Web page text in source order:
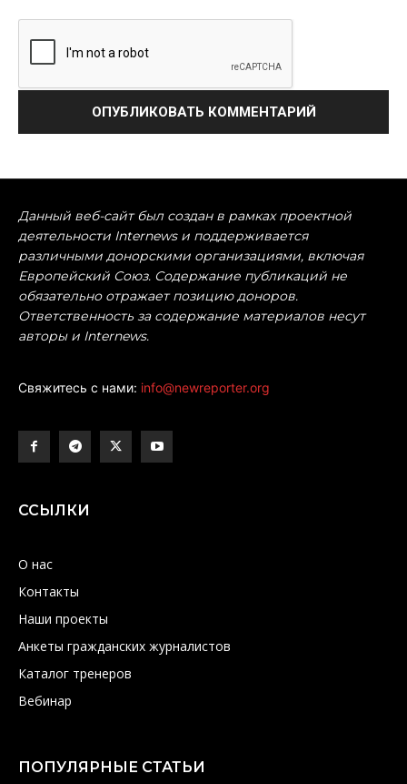
Данный веб-сайт был создан в рамках проектной
деятельности Internews и поддерживается
различными донорскими организациями, включая
Европейский Союз. Содержание публикаций не
обязательно отражает позицию доноров.
Ответственность за содержание материалов несут
авторы и Internews.
Свяжитесь с нами: info@newreporter.org
ССЫЛКИ
О нас
Контакты
Наши проекты
Анкеты гражданских журналистов
Каталог тренеров
Вебинар
ПОПУЛЯРНЫЕ СТАТЬИ